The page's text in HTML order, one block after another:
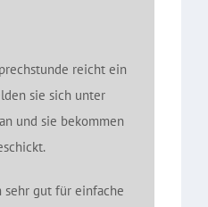
reicht ein
sie sich unter
an und sie bekommen
sehr gut für einfache